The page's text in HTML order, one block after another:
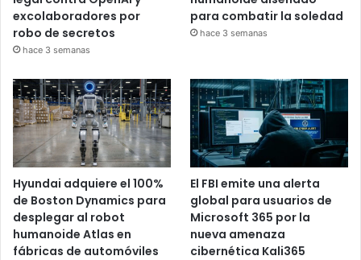
excolaboradores por
robo de secretos
hace 3 semanas
para combatir la soledad
hace 3 semanas
Hyundai adquiere el 100%
de Boston Dynamics para
desplegar al robot
humanoide Atlas en
fábricas de automóviles
El FBI emite una alerta
global para usuarios de
Microsoft 365 por la
nueva amenaza
cibernética Kali365